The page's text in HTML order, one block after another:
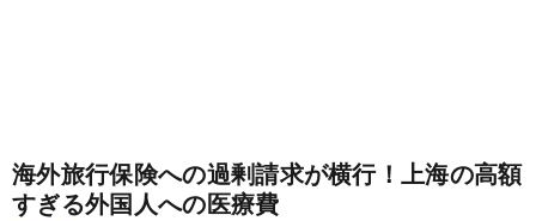
海外旅行保険への過剰請求が横行！上海の高額
すぎる外国人への医療費